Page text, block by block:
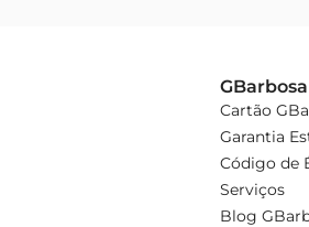
GBarbosa
Cartão
Garantia
Código de
Serviços
Blog